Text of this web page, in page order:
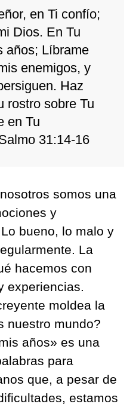
en Ti confío;
Dios. En Tu
años; Líbrame
enemigos, y
Haz
rostro sobre Tu
en Tu
31:14-16
somos una
y
bueno, lo malo y
La
hacemos con
experiencias.
moldea la
nuestro mundo?
años» es una
para
que, a pesar de
estamos